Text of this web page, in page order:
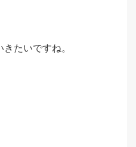
たいですね。